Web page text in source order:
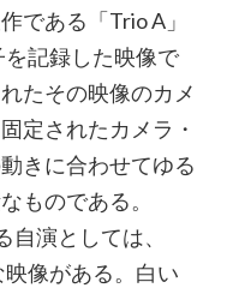
である「Trio A」
を記録した映像で
たその映像のカメ
定されたカメラ・
きに合わせてゆる
ものである。
自演としては、
像がある。白い